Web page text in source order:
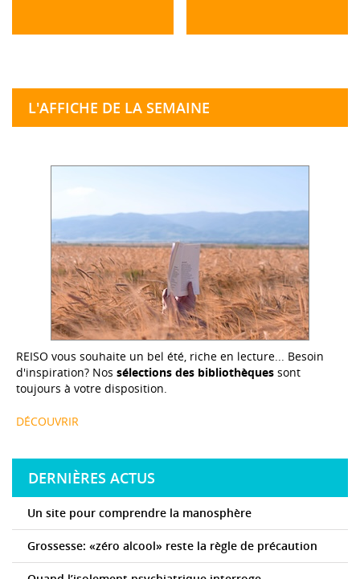
L'AFFICHE DE LA SEMAINE
REISO vous souhaite un bel été, riche en lecture... Besoin
d'inspiration? Nos sélections des bibliothèques sont
toujours à votre disposition.
DÉCOUVRIR
DERNIÈRES ACTUS
Un site pour comprendre la manosphère
Grossesse: «zéro alcool» reste la règle de précaution